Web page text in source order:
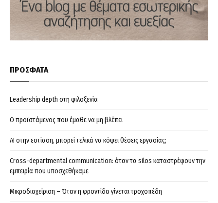
ΠΡΟΣΦΑΤΑ
Leadership depth στη φιλοξενία
Ο προϊστάμενος που έμαθε να μη βλέπει
AI στην εστίαση, μπορεί τελικά να κόψει θέσεις εργασίας;
Cross-departmental communication: όταν τα silos καταστρέφουν την
εμπειρία που υποσχεθήκαμε
Μικροδιαχείριση – Όταν η φροντίδα γίνεται τροχοπέδη